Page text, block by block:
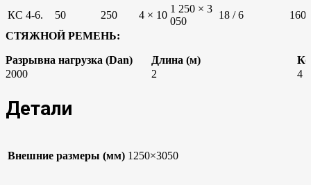
КС 4-6. 50 250 4 × 10
1 250 × 3
050
18 / 6
1600
СТЯЖНОЙ РЕМЕНЬ:
Разрывна нагрузка (Dan) Длина (м)
2000
2 4
Детали
Внешние размеры (мм) 1250×3050